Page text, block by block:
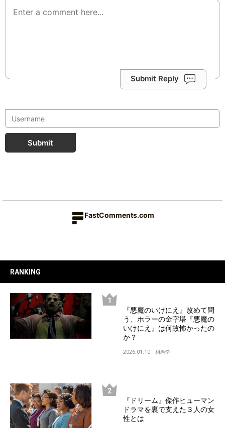
Submit Reply
Submit
FastComments.com
RANKING
『悪魔のいけにえ』改めて問
う、ホラーの金字塔『悪魔の
いけにえ』は何故怖かったの
か？
2026.01.10 相馬学
『ドリーム』傑作ヒューマン
ドラマを裏で支えた３人の女
性とは